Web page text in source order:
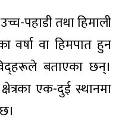
पहाडी तथा हिमाली
वर्षा वा हिमपात हुन
बताएका छन्।
एक-दुई स्थानमा